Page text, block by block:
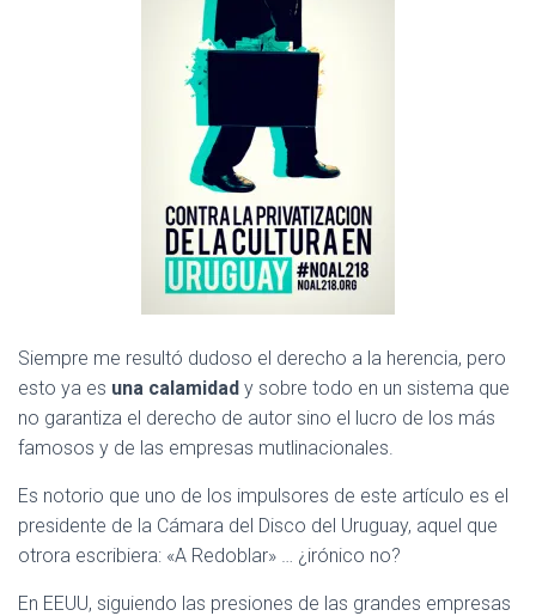
Siempre me resultó dudoso el derecho a la herencia, pero
esto ya es una calamidad y sobre todo en un sistema que
no garantiza el derecho de autor sino el lucro de los más
famosos y de las empresas mutlinacionales.
Es notorio que uno de los impulsores de este artículo es el
presidente de la Cámara del Disco del Uruguay, aquel que
otrora escribiera: «A Redoblar» … ¿irónico no?
En EEUU, siguiendo las presiones de las grandes empresas